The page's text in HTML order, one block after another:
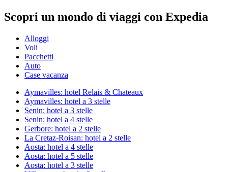
Scopri un mondo di viaggi con Expedia
Alloggi
Voli
Pacchetti
Auto
Case vacanza
Aymavilles: hotel Relais & Chateaux
Aymavilles: hotel a 3 stelle
Senin: hotel a 3 stelle
Senin: hotel a 4 stelle
Gerbore: hotel a 2 stelle
La Cretaz-Roisan: hotel a 2 stelle
Aosta: hotel a 4 stelle
Aosta: hotel a 5 stelle
Aosta: hotel a 3 stelle